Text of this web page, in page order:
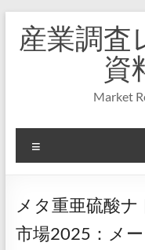
キ
プ
産業調査
資
Market
ニ
ー
メタ重亜硫酸
市場2025：メ